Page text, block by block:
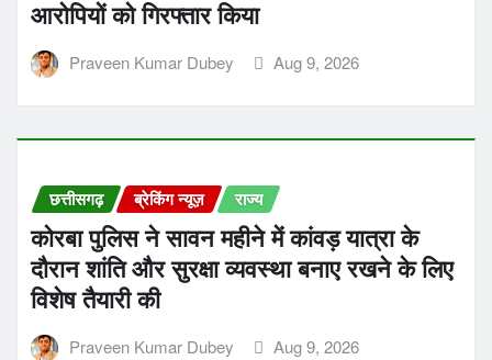
आरोपियों को गिरफ्तार किया
Praveen Kumar Dubey Aug 9, 2026
छत्तीसगढ़ ब्रेकिंग न्यूज़ राज्य
कोरबा पुलिस ने सावन महीने में कांवड़ यात्रा के
दौरान शांति और सुरक्षा व्यवस्था बनाए रखने के लिए
विशेष तैयारी की
Praveen Kumar Dubey Aug 9, 2026